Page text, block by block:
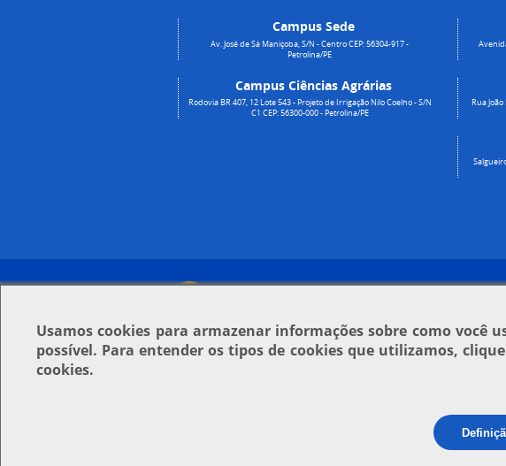
Campus Sede
Av. José de Sá Maniçoba, S/N - Centro CEP: 56304-917 -
Petrolina/PE
Campus Ciências Agrárias
Rodovia BR 407, 12 Lote 543 - Projeto de Irrigação Nilo Coelho - S/N
C1 CEP: 56300-000 - Petrolina/PE
Rua
Usamoscookies para armazenar informações sobre como você
possível. Para entender os tipos de cookies que utilizamos,
cookies.